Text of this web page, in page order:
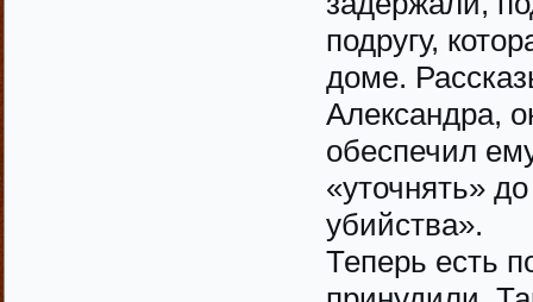
подругу,
доме.
Александра,
обеспечил
«уточнять»
убийства».
Теперь есть